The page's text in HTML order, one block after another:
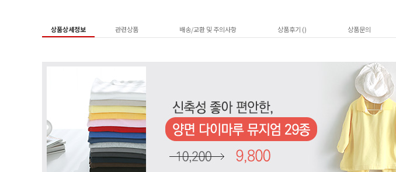
상품상세정보 관련상품 배송/교환 및 주의사항 상품후기 () 상품문의